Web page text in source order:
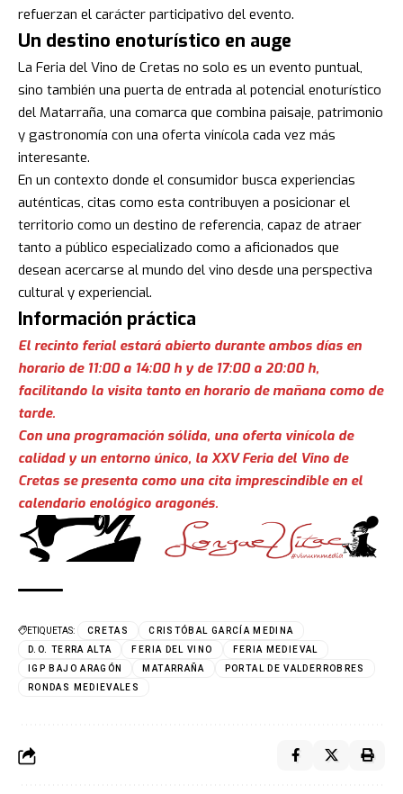
refuerzan el carácter participativo del evento.
Un destino enoturístico en auge
La Feria del Vino de Cretas no solo es un evento puntual,
sino también una puerta de entrada al potencial enoturístico
del Matarraña, una comarca que combina paisaje, patrimonio
y gastronomía con una oferta vinícola cada vez más
interesante.
En un contexto donde el consumidor busca experiencias
auténticas, citas como esta contribuyen a posicionar el
territorio como un destino de referencia, capaz de atraer
tanto a público especializado como a aficionados que
desean acercarse al mundo del vino desde una perspectiva
cultural y experiencial.
Información práctica
El recinto ferial estará abierto durante ambos días en
horario de 11:00 a 14:00 h y de 17:00 a 20:00 h,
facilitando la visita tanto en horario de mañana como de
tarde.
Con una programación sólida, una oferta vinícola de
calidad y un entorno único, la XXV Feria del Vino de
Cretas se presenta como una cita imprescindible en el
calendario enológico aragonés.
ETIQUETAS: CRETAS
CRISTÓBAL GARCÍA MEDINA
D.O. TERRA ALTA
FERIA DEL VINO
FERIA MEDIEVAL
IGP BAJO ARAGÓN
MATARRAÑA
PORTAL DE VALDERROBRES
RONDAS MEDIEVALES